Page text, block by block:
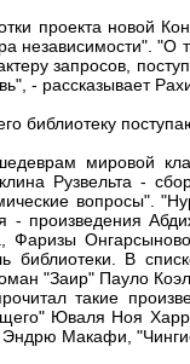
проекта новой
независимости". "О
запросов,
- рассказывает
библиотеку
мировой
Рузвельта -
вопросы".
- произведения
Фаризы
библиотеки. В
"Заир" Пауло
такие
Юваля Ноя
Макафи,